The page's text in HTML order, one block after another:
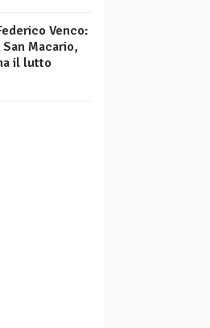
Venco:
Macario,
il lutto